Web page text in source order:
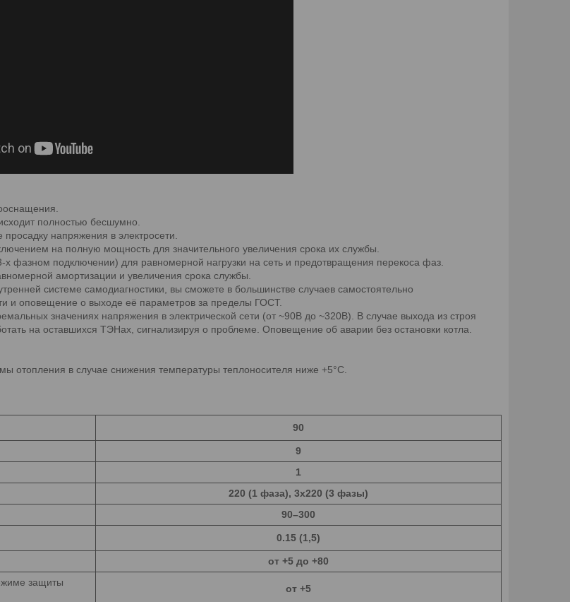
полностью бесшумно.
напряжения в электросети.
на полную мощность для значительного увеличения срока их службы.
фазном подключении) для равномерной нагрузки на сеть и предотвращения перекоса фаз.
амортизации и увеличения срока службы.
системе самодиагностики, вы сможете в большинстве случаев самостоятельно
и оповещение о выходе её параметров за пределы ГОСТ.
значениях напряжения в электрической сети (от ~90В до ~320В). В случае выхода из строя
на оставшихся ТЭНах, сигнализируя о проблеме. Оповещение об аварии без остановки котла.
отопления в случае снижения температуры теплоносителя ниже +5°C.
90
9
1
220 (1 фаза), 3х220 (3 фазы)
90–300
0.15 (1,5)
от +5 до +80
защиты
от +5